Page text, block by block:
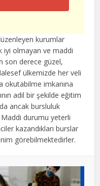
kurumlar
iyi olmayan ve maddi
son derece güzel,
ülkemizde her veli
okutabilme imkanına
adil bir şekilde eğitim
ancak bursluluk
Maddi durumu yeterli
kazandıkları burslar
görebilmektedirler.